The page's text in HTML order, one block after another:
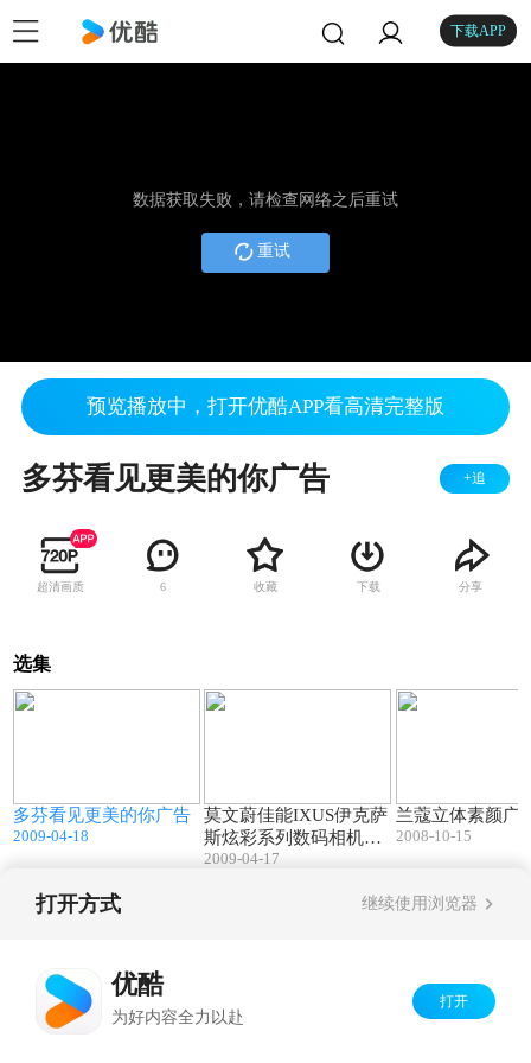
下载APP
数据获取失败，请检查网络之后重试
重试
预览播放中，打开优酷APP看高清完整版
多芬看见更美的你广告 +追
超清画质 6 收藏 下载 分享
选集
多芬看见更美的你广告
2009-04-18
莫文蔚佳能IXUS伊克萨
斯炫彩系列数码相机广
告你好色彩篇
2009-04-17
兰蔻立体素颜广
2008-10-15
打开方式 继续使用浏览器
优酷
为好内容全力以赴
打开